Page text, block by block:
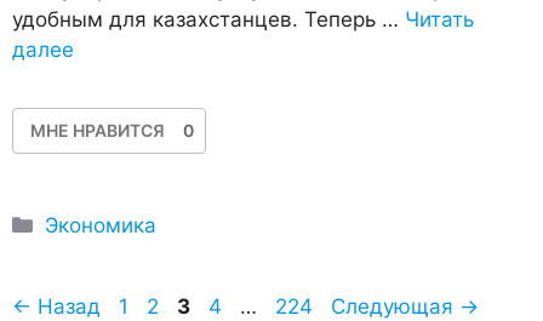
удобным для казахстанцев. Теперь … Читать
далее
МНЕ НРАВИТСЯ 0
Рубрики
Экономика
← Назад Страница
1 Страница
2 Страница
3 Страница
4 … Страница
224 Следующая →